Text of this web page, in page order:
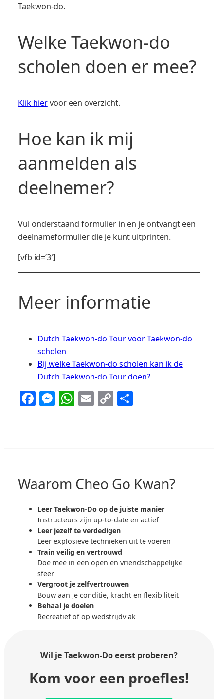
Taekwon-do.
Welke Taekwon-do
scholen doen er mee?
Klik hiervoor een overzicht.
Hoe kan ik mij
aanmelden als
deelnemer?
Vul onderstaand formulier in en je ontvangt een
deelnameformulier die je kunt uitprinten.
[vfb id=’3′]
Meer informatie
Dutch Taekwon-do Tour voor Taekwon-do
scholen
Bij welke Taekwon-do scholen kan ik de
Dutch Taekwon-do Tour doen?
Facebook
Messenger
WhatsApp
Email
CopyDelen
Waarom Cheo Go Kwan?
Leer Taekwon-Do op de juiste manier
Instructeurs zijn up-to-date en actief
Leer jezelf te verdedigen
Leer explosieve technieken uit te voeren
Train veilig en vertrouwd
Doe mee in een open en vriendschappelijke
sfeer
Vergroot je zelfvertrouwen
Bouw aan je conditie, kracht en flexibiliteit
Behaal je doelen
Recreatief of op wedstrijdvlak
Wil je Taekwon-Doeerst proberen?
Kom voor een proefles!